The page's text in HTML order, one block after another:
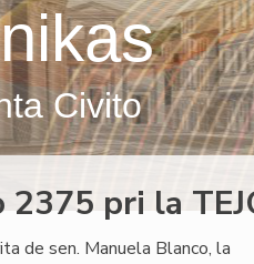
Civito
pri la
de sen. Manuela Blanco, la